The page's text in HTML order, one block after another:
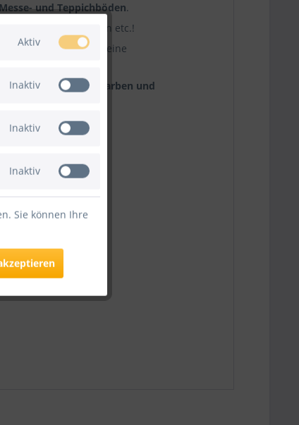
und Teppichböden.
Kabeln, Wänden etc.!
Einsatz sowie allgemeine
in verschiedenen Farben und
Aktiv
Inaktiv
Inaktiv
Inaktiv
Sie können Ihre